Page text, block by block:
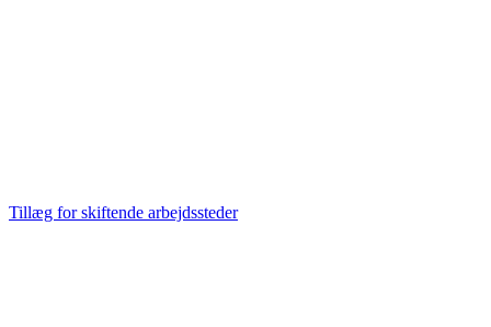
Tillæg for skiftende arbejdssteder